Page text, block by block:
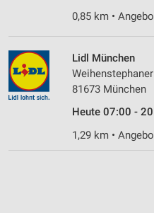
0,85 km •
Lidl München
81673 München
Heute 07:00 -
1,29 km •